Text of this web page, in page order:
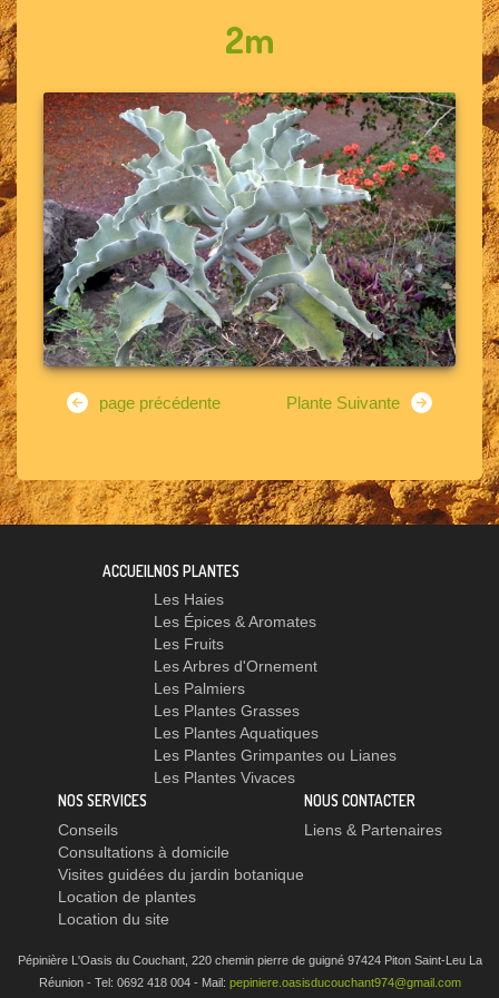
2m
page précédente Plante Suivante
ACCUEILNOS PLANTES
Les Haies
Les Épices & Aromates
Les Fruits
Les Arbres d'Ornement
Les Palmiers
Les Plantes Grasses
Les Plantes Aquatiques
Les Plantes Grimpantes ou Lianes
Les Plantes Vivaces
NOS SERVICES
Conseils
Consultations à domicile
Visites guidées du jardin botanique
Location de plantes
Location du site
NOUS CONTACTER
Liens & Partenaires
Pépinière L'Oasis du Couchant, 220 chemin pierre de guigné 97424 Piton Saint-Leu La
Réunion - Tel: 0692 418 004 - Mail: pepiniere.oasisducouchant974@gmail.com